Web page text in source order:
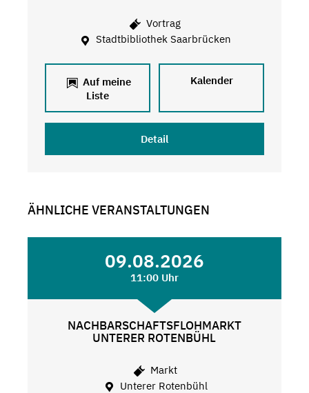
Vortrag
Stadtbibliothek Saarbrücken
Auf meine
Liste
Kalender
Detail
ÄHNLICHE VERANSTALTUNGEN
09.08.2026
11:00 Uhr
NACHBARSCHAFTSFLOHMARKT
UNTERER ROTENBÜHL
Markt
Unterer Rotenbühl